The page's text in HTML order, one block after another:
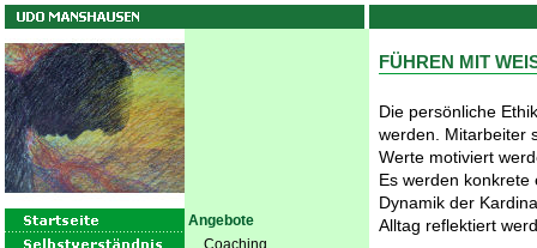
Angebote
Coaching
FÜHREN MIT
Die persönliche
werden. Mitarbeiter
Werte motiviert
Es werden
Dynamik der
Alltag reflektiert